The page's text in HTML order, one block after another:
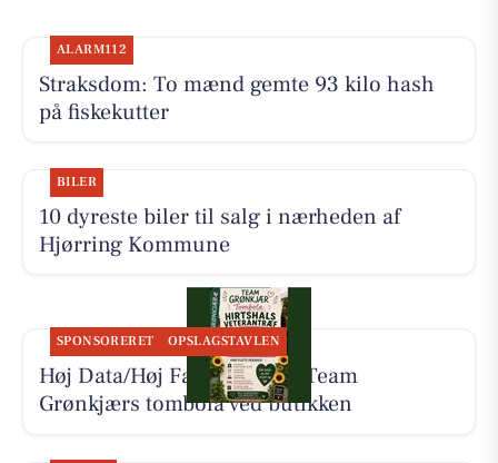
ALARM112
Straksdom: To mænd gemte 93 kilo hash
på fiskekutter
BILER
10 dyreste biler til salg i nærheden af
Hjørring Kommune
SPONSORERET OPSLAGSTAVLEN
Høj Data/Høj Farver støtter Team
Grønkjærs tombola ved butikken